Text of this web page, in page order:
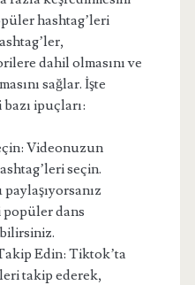
hashtag’leri
dahil olmasını ve
sağlar. İşte
ipuçları:
Videonuzun
seçin.
popüler dans
Edin: Tiktok’ta
takip ederek,